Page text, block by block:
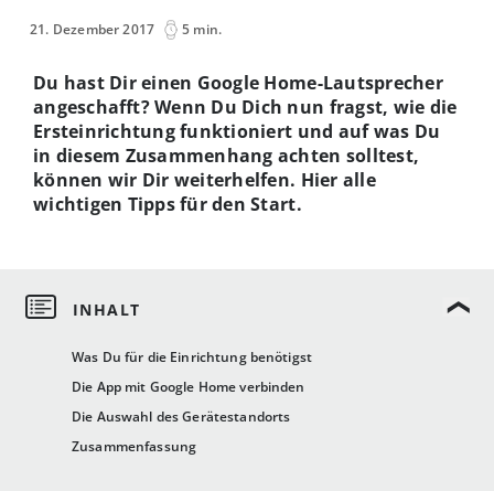
21. Dezember 2017 5 min.
Was Du für die Einrichtung benötigst
Die App mit Google Home verbinden
Die Auswahl des Gerätestandorts
Zusammenfassung
Du hast Dir einen Google Home-Lautsprecher
angeschafft? Wenn Du Dich nun fragst, wie die
Ersteinrichtung funktioniert und auf was Du
in diesem Zusammenhang achten solltest,
können wir Dir weiterhelfen. Hier alle
wichtigen Tipps für den Start.